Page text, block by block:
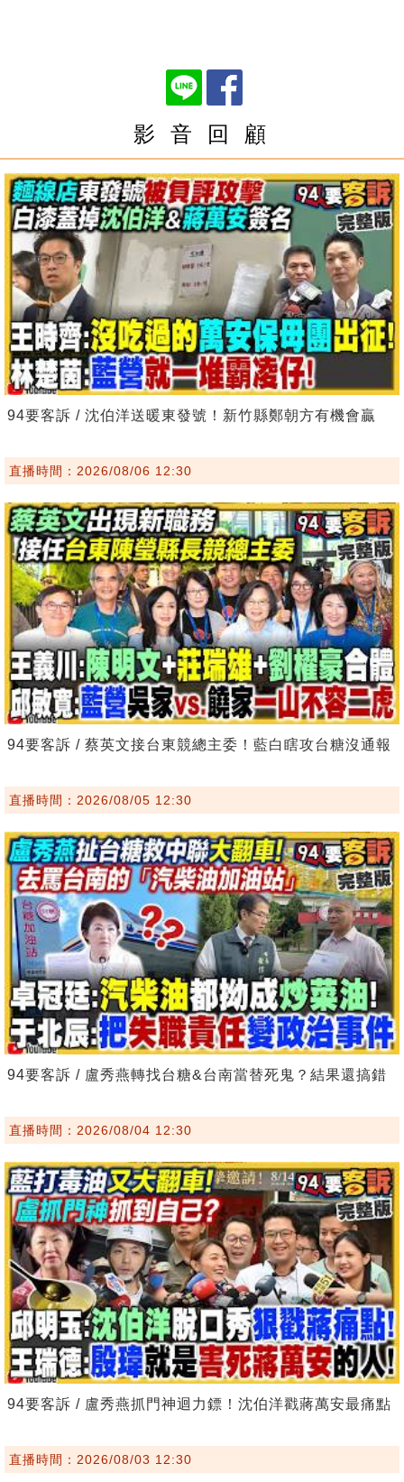
影 音 回 顧
94要客訴 / 沈伯洋送暖東發號！新竹縣鄭朝方有機會贏
直播時間：2026/08/06 12:30
94要客訴 / 蔡英文接台東競總主委！藍白瞎攻台糖沒通報
直播時間：2026/08/05 12:30
94要客訴 / 盧秀燕轉找台糖&台南當替死鬼？結果還搞錯
直播時間：2026/08/04 12:30
94要客訴 / 盧秀燕抓門神迴力鏢！沈伯洋戳蔣萬安最痛點
直播時間：2026/08/03 12:30